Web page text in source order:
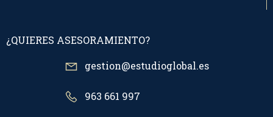
¿QUIERES ASESORAMIENTO?
gestion@estudioglobal.es
963 661 997